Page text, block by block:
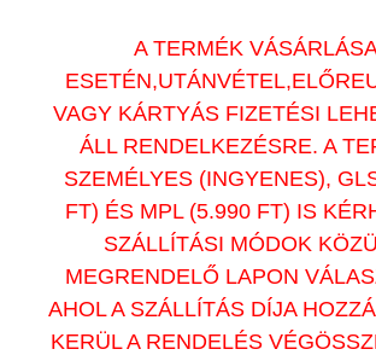
A TERMÉK
VAGY KÁRTYÁS FIZETÉSI
ÁLL RENDELKEZÉSRE. A
SZEMÉLYES (INGYENES),
FT) ÉS MPL (5.990 FT) IS
SZÁLLÍTÁSI MÓDOK
MEGRENDELŐ LAPON
AHOL A SZÁLLÍTÁS DÍJA
KERÜL A RENDELÉS